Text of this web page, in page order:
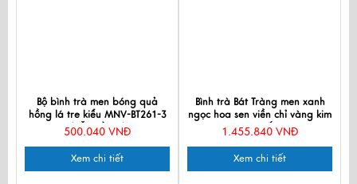
Bộ bình trà men bóng quả
hồng lá tre kiểu MNV-BT261-3
(ĐẶT HÀNG)
500.040 VNĐ
Xem chi tiết
Bình trà Bát Tràng men xanh
ngọc hoa sen viền chỉ vàng kim
cao cấp
1.455.840 VNĐ
Xem chi tiết